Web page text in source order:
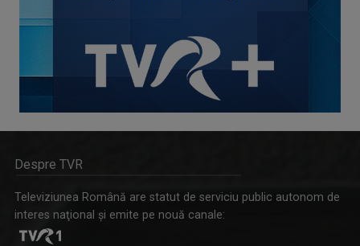
Despre TVR
Televiziunea Română are statut de serviciu public autonom de
interes naţional şi emite pe nouă canale: